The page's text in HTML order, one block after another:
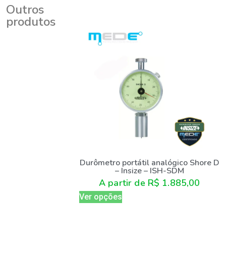
Outros
produtos
Durômetro portátil analógico Shore D
– Insize – ISH-SDM
A partir de R$ 1.885,00
Ver opções